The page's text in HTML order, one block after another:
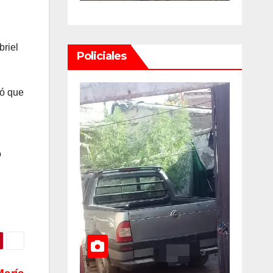
que
U$D
el proyecto
que tuvo
media
sanción en la
Cámara alta
Policiales